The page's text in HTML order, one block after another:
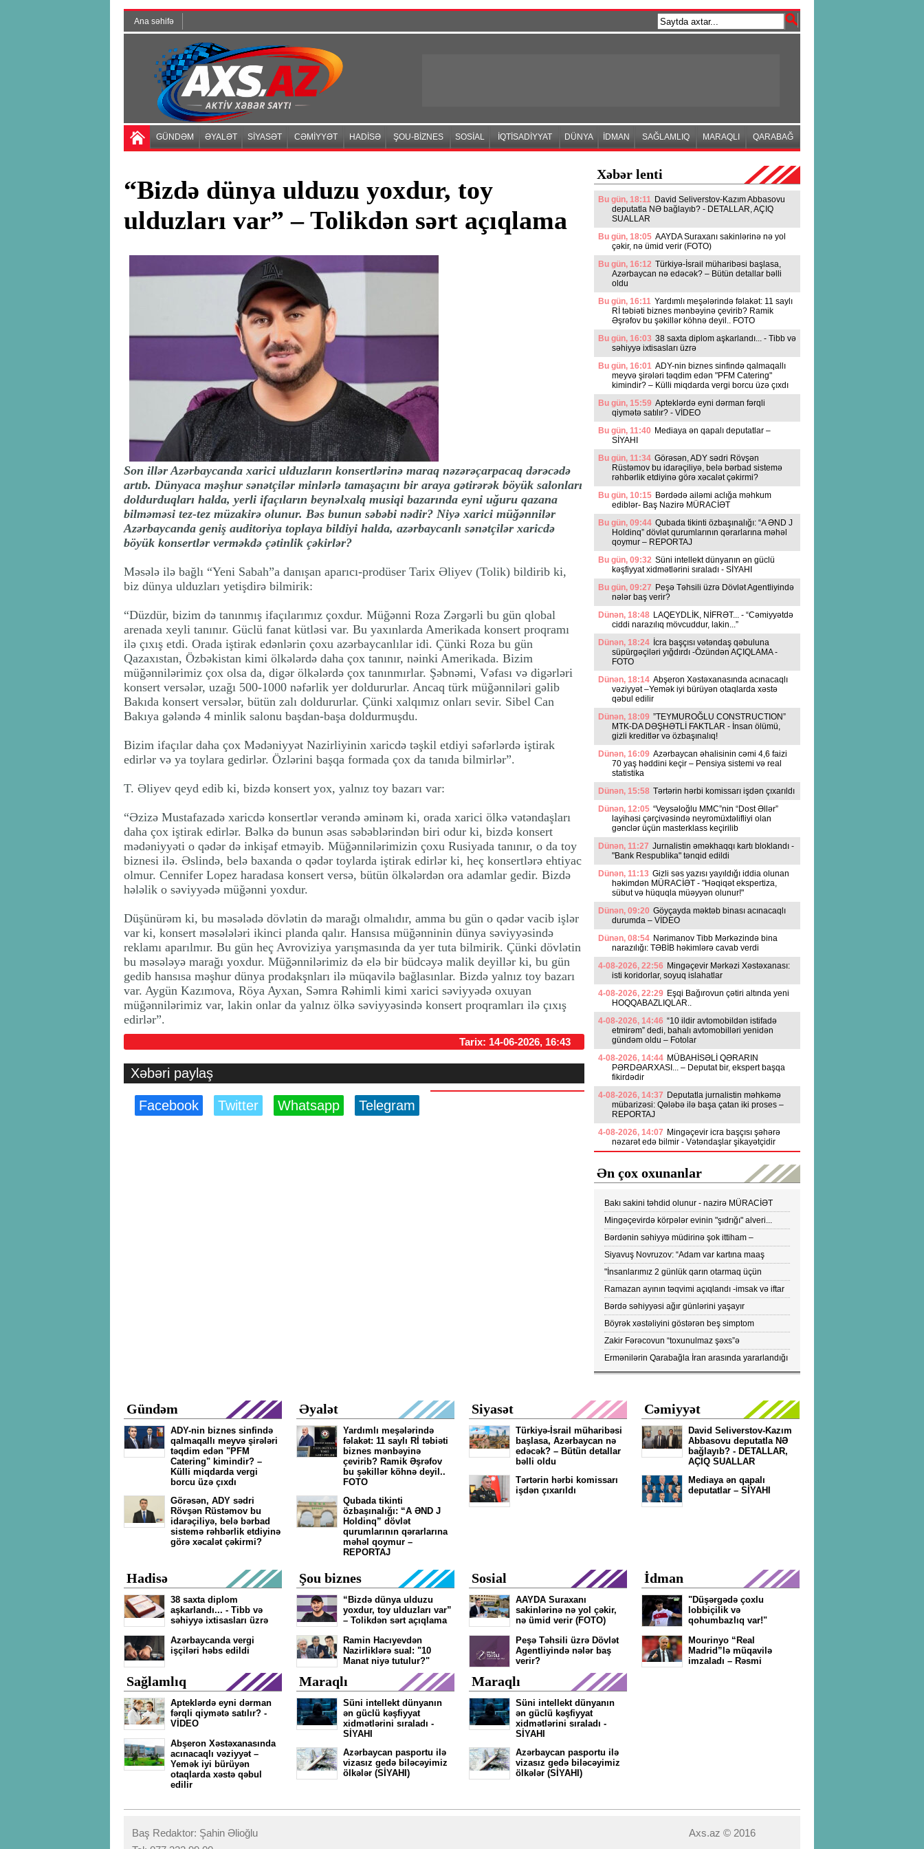
Ana səhifə
GÜNDƏM ƏYALƏT SİYASƏT CƏMİYYƏT HADİSƏ ŞOU-BİZNES SOSİAL İQTİSADİYYAT DÜNYA İDMAN SAĞLAMLIQ MARAQLI QARABAĞ
“Bizdə dünya ulduzu yoxdur, toy
ulduzları var” – Tolikdən sərt açıqlama
Son illər Azərbaycanda xarici ulduzların konsertlərinə maraq nəzərəçarpacaq dərəcədə
artıb. Dünyaca məşhur sənətçilər minlərlə tamaşaçını bir araya gətirərək böyük salonları
doldurduqları halda, yerli ifaçıların beynəlxalq musiqi bazarında eyni uğuru qazana
bilməməsi tez-tez müzakirə olunur. Bəs bunun səbəbi nədir? Niyə xarici müğənnilər
Azərbaycanda geniş auditoriya toplaya bildiyi halda, azərbaycanlı sənətçilər xaricdə
böyük konsertlər verməkdə çətinlik çəkirlər?
Məsələ ilə bağlı “Yeni Sabah”a danışan aparıcı-prodüser Tarix Əliyev (Tolik) bildirib ki,
biz dünya ulduzları yetişdirə bilmirik:
“Düzdür, bizim də tanınmış ifaçılarımız çoxdur. Müğənni Roza Zərgərli bu gün qlobal
arenada xeyli tanınır. Güclü fanat kütləsi var. Bu yaxınlarda Amerikada konsert proqramı
ilə çıxış etdi. Orada iştirak edənlərin çoxu azərbaycanlılar idi. Çünki Roza bu gün
Qazaxıstan, Özbəkistan kimi ölkələrdə daha çox tanınır, nəinki Amerikada. Bizim
müğənnilərimiz çox olsa da, digər ölkələrdə çox tanınmırlar. Şəbnəmi, Vəfası və digərləri
konsert versələr, uzağı 500-1000 nəfərlik yer doldururlar. Ancaq türk müğənniləri gəlib
Bakıda konsert versələr, bütün zalı doldururlar. Çünki xalqımız onları sevir. Sibel Can
Bakıya gələndə 4 minlik salonu başdan-başa doldurmuşdu.
Bizim ifaçılar daha çox Mədəniyyət Nazirliyinin xaricdə təşkil etdiyi səfərlərdə iştirak
edirlər və ya toylara gedirlər. Özlərini başqa formada çox da tanıda bilmirlər”.
T. Əliyev qeyd edib ki, bizdə konsert yox, yalnız toy bazarı var:
“Əzizə Mustafazadə xaricdə konsertlər verəndə əminəm ki, orada xarici ölkə vətəndaşları
daha çox iştirak edirlər. Bəlkə də bunun əsas səbəblərindən biri odur ki, bizdə konsert
mədəniyyəti o qədər də inkişaf etməyib. Müğənnilərimizin çoxu Rusiyada tanınır, o da toy
biznesi ilə. Əslində, belə baxanda o qədər toylarda iştirak edirlər ki, heç konsertlərə ehtiyac
olmur. Cennifer Lopez haradasa konsert versə, bütün ölkələrdən ora adamlar gedir. Bizdə
hələlik o səviyyədə müğənni yoxdur.
Düşünürəm ki, bu məsələdə dövlətin də marağı olmalıdır, amma bu gün o qədər vacib işlər
var ki, konsert məsələləri ikinci planda qalır. Hansısa müğənninin dünya səviyyəsində
reklamı aparılmır. Bu gün heç Avroviziya yarışmasında da yer tuta bilmirik. Çünki dövlətin
bu məsələyə marağı yoxdur. Müğənnilərimiz də elə bir büdcəyə malik deyillər ki, bu gün
gedib hansısa məşhur dünya prodakşnları ilə müqavilə bağlasınlar. Bizdə yalnız toy bazarı
var. Aygün Kazımova, Röya Ayxan, Səmra Rəhimli kimi xarici səviyyədə oxuyan
müğənnilərimiz var, lakin onlar da yalnız ölkə səviyyəsində konsert proqramları ilə çıxış
edirlər”.
Tarix: 14-06-2026, 16:43
Xəbəri paylaş
Facebook Twitter Whatsapp Telegram
Xəbər lenti
Bu gün, 18:11 David Seliverstov-Kazım Abbasovu
deputatla NƏ bağlayıb? - DETALLAR, AÇIQ
SUALLAR
Bu gün, 18:05 AAYDA Suraxanı sakinlərinə nə yol
çəkir, nə ümid verir (FOTO)
Bu gün, 16:12 Türkiyə-İsrail müharibəsi başlasa,
Azərbaycan nə edəcək? – Bütün detallar bəlli
oldu
Bu gün, 16:11 Yardımlı meşələrində fəlakət: 11 saylı
Rİ təbiəti biznes mənbəyinə çevirib? Ramik
Əşrəfov bu şəkillər köhnə deyil.. FOTO
Bu gün, 16:03 38 saxta diplom aşkarlandı... - Tibb və
səhiyyə ixtisasları üzrə
Bu gün, 16:01 ADY-nin biznes sinfində qalmaqallı
meyvə şirələri təqdim edən "PFM Catering"
kimindir? – Külli miqdarda vergi borcu üzə çıxdı
Bu gün, 15:59 Apteklərdə eyni dərman fərqli
qiymətə satılır? - VİDEO
Bu gün, 11:40 Mediaya ən qapalı deputatlar –
SİYAHI
Bu gün, 11:34 Görəsən, ADY sədri Rövşən
Rüstəmov bu idarəçiliyə, belə bərbad sistemə
rəhbərlik etdiyinə görə xəcalət çəkirmi?
Bu gün, 10:15 Bərdədə ailəmi aclığa məhkum
ediblər- Baş Nazirə MÜRACİƏT
Bu gün, 09:44 Qubada tikinti özbaşınalığı: “A ƏND J
Holdinq” dövlət qurumlarının qərarlarına məhəl
qoymur – REPORTAJ
Bu gün, 09:32 Süni intellekt dünyanın ən güclü
kəşfiyyat xidmətlərini sıraladı - SİYAHI
Bu gün, 09:27 Peşə Təhsili üzrə Dövlət Agentliyində
nələr baş verir?
Dünən, 18:48 LAQEYDLİK, NİFRƏT... - “Cəmiyyətdə
ciddi narazılıq mövcuddur, lakin...”
Dünən, 18:24 İcra başçısı vətəndaş qəbuluna
süpürgəçiləri yığdırdı -Özündən AÇIQLAMA -
FOTO
Dünən, 18:14 Abşeron Xəstəxanasında acınacaqlı
vəziyyət –Yemək iyi bürüyən otaqlarda xəstə
qəbul edilir
Dünən, 18:09 ”TEYMUROĞLU CONSTRUCTION”
MTK-DA DƏŞHƏTLİ FAKTLAR - İnsan ölümü,
gizli kreditlər və özbaşınalıq!
Dünən, 16:09 Azərbaycan əhalisinin cəmi 4,6 faizi
70 yaş həddini keçir – Pensiya sistemi və real
statistika
Dünən, 15:58 Tərtərin hərbi komissarı işdən çıxarıldı
Dünən, 12:05 “Veysəloğlu MMC”nin “Dost Əllər”
layihəsi çərçivəsində neyromüxtəlifliyi olan
gənclər üçün masterklass keçirilib
Dünən, 11:27 Jurnalistin əməkhaqqı kartı bloklandı -
"Bank Respublika" tənqid edildi
Dünən, 11:13 Gizli səs yazısı yayıldığı iddia olunan
həkimdən MÜRACİƏT - "Həqiqət ekspertiza,
sübut və hüquqla müəyyən olunur!"
Dünən, 09:20 Göyçayda məktəb binası acınacaqlı
durumda – VİDEO
Dünən, 08:54 Nərimanov Tibb Mərkəzində bina
narazılığı: TƏBİB həkimlərə cavab verdi
4-08-2026, 22:56 Mingəçevir Mərkəzi Xəstəxanası:
isti koridorlar, soyuq islahatlar
4-08-2026, 22:29 Eşqi Bağırovun çətiri altında yeni
HOQQABAZLIQLAR..
4-08-2026, 14:46 “10 ildir avtomobildən istifadə
etmirəm” dedi, bahalı avtomobilləri yenidən
gündəm oldu – Fotolar
4-08-2026, 14:44 MÜBAHİSƏLİ QƏRARIN
PƏRDƏARXASI... – Deputat bir, ekspert başqa
fikirdədir
4-08-2026, 14:37 Deputatla jurnalistin məhkəmə
mübarizəsi: Qələbə ilə başa çatan iki proses –
REPORTAJ
4-08-2026, 14:07 Mingəçevir icra başçısı şəhərə
nəzarət edə bilmir - Vətəndaşlar şikayətçidir
Ən çox oxunanlar
Bakı sakini təhdid olunur - nazirə MÜRACİƏT
edildi
Mingəçevirdə körpələr evinin "şıdrığı" alveri...
VİDEO
Bərdənin səhiyyə müdirinə şok ittiham –
Koronavirusun yayılmasına səbəb olur-VİDEO
Siyavuş Novruzov: “Adam var kartına maaş
yüklənən kimi bankomatı qaçır ki, pulu çıxartsın”
"İnsanlarımız 2 günlük qarın otarmaq üçün
rayonlara axışırlar" - Fazil Mustafa
Ramazan ayının təqvimi açıqlandı -imsak və iftar
vaxtları
Bərdə səhiyyəsi ağır günlərini yaşayır
Böyrək xəstəliyini göstərən beş simptom
açıqlandı: DİQQƏTLƏ OXUYUN!
Zakir Fərəcovun “toxunulmaz şəxs”ə
çevrilməsinin kökündə nələr durub?- ŞOK
FAKTLAR/FOTOLAR
Ermənilərin Qarabağla İran arasında yararlandığı
Gündəm
ADY-nin biznes sinfində
qalmaqallı meyvə şirələri
təqdim edən "PFM
Catering" kimindir? –
Külli miqdarda vergi
borcu üzə çıxdı
Görəsən, ADY sədri
Rövşən Rüstəmov bu
idarəçiliyə, belə bərbad
sistemə rəhbərlik etdiyinə
görə xəcalət çəkirmi?
Əyalət
Yardımlı meşələrində
fəlakət: 11 saylı Rİ təbiəti
biznes mənbəyinə
çevirib? Ramik Əşrəfov
bu şəkillər köhnə deyil..
FOTO
Qubada tikinti
özbaşınalığı: “A ƏND J
Holdinq” dövlət
qurumlarının qərarlarına
məhəl qoymur –
REPORTAJ
Siyasət
Türkiyə-İsrail müharibəsi
başlasa, Azərbaycan nə
edəcək? – Bütün detallar
bəlli oldu
Tərtərin hərbi komissarı
işdən çıxarıldı
Cəmiyyət
David Seliverstov-Kazım
Abbasovu deputatla NƏ
bağlayıb? - DETALLAR,
AÇIQ SUALLAR
Mediaya ən qapalı
deputatlar – SİYAHI
Hadisə
38 saxta diplom
aşkarlandı... - Tibb və
səhiyyə ixtisasları üzrə
Azərbaycanda vergi
işçiləri həbs edildi
Şou biznes
“Bizdə dünya ulduzu
yoxdur, toy ulduzları var”
– Tolikdən sərt açıqlama
Ramin Hacıyevdən
Nazirliklərə sual: "10
Manat niyə tutulur?"
Sosial
AAYDA Suraxanı
sakinlərinə nə yol çəkir,
nə ümid verir (FOTO)
Peşə Təhsili üzrə Dövlət
Agentliyində nələr baş
verir?
İdman
"Düşərgədə çoxlu
lobbiçilik və
qohumbazlıq var!"
Mourinyo “Real
Madrid”lə müqavilə
imzaladı – Rəsmi
Sağlamlıq
Apteklərdə eyni dərman
fərqli qiymətə satılır? -
VİDEO
Abşeron Xəstəxanasında
acınacaqlı vəziyyət –
Yemək iyi bürüyən
otaqlarda xəstə qəbul
edilir
Maraqlı
Süni intellekt dünyanın
ən güclü kəşfiyyat
xidmətlərini sıraladı -
SİYAHI
Azərbaycan pasportu ilə
vizasız gedə biləcəyimiz
ölkələr (SİYAHI)
Maraqlı
Süni intellekt dünyanın
ən güclü kəşfiyyat
xidmətlərini sıraladı -
SİYAHI
Azərbaycan pasportu ilə
vizasız gedə biləcəyimiz
ölkələr (SİYAHI)
Baş Redaktor: Şahin Əlioğlu
Axs.az © 2016